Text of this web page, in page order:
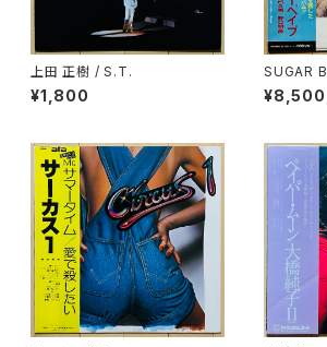
上田 正樹 / S.T.
¥1,800
SUGAR
¥8,500